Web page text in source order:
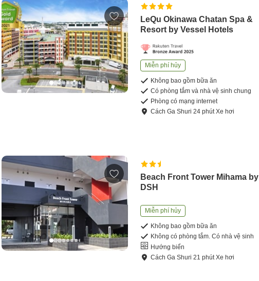
LeQu Okinawa Chatan Spa &
Resort by Vessel Hotels
Miễn phí hủy
Không bao gồm bữa ăn
Có phòng tắm và nhà vệ sinh chung
Phòng có mạng internet
CáchGa Shuri24 phútXe hơi
Beach Front Tower Mihama by
DSH
Miễn phí hủy
Không bao gồm bữa ăn
Không có phòng tắm. Có nhà vệ sinh
Hướng biển
CáchGa Shuri21 phútXe hơi